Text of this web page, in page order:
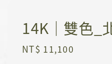
14K｜雙色_
Regular
NT$ 11,100